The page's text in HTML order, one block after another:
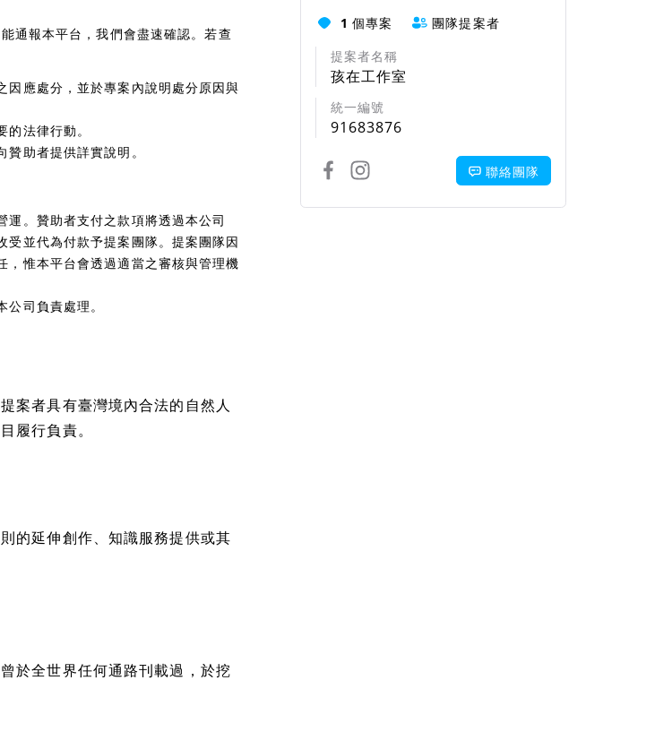
通報本平台，我們會盡速確認。若查
因應處分，並於專案內說明處分原因與
法律行動。
助者提供詳實說明。
。贊助者支付之款項將透過本公司
受並代為付款予提案團隊。提案團隊因
，惟本平台會透過適當之審核與管理機
司負責處理。
案者具有臺灣境內合法的自然人
履行負責。
的延伸創作、知識服務提供或其
於全世界任何通路刊載過，於挖
1 個專案
團隊提案者
提案者名稱
孩在工作室
統一編號
91683876
聯絡團隊